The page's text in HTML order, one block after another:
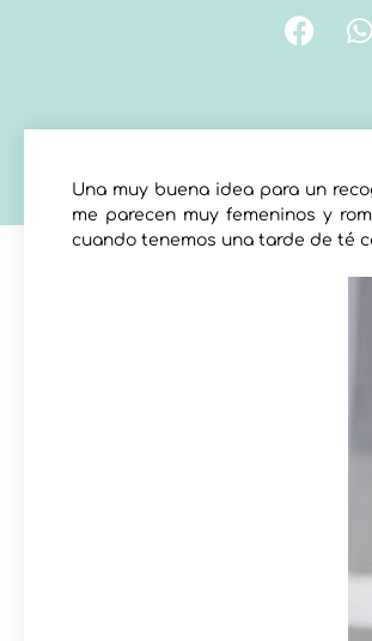
Una muy buena idea para un
me parecen muy femeninos y
cuando tenemos una tarde de té